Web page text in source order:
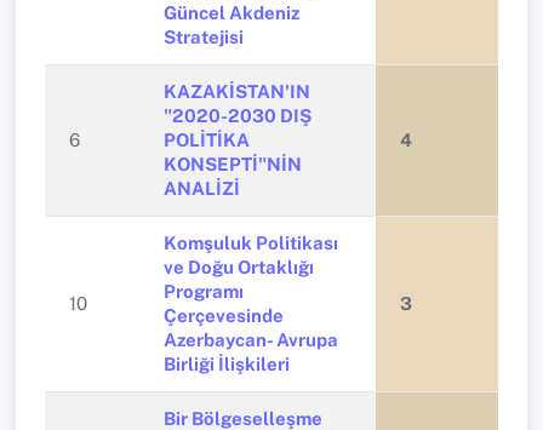
Güncel Akdeniz
Stratejisi
6
KAZAKİSTAN'IN
"2020-2030 DIŞ
POLİTİKA
KONSEPTİ"NİN
ANALİZİ
4
10
Komşuluk Politikası
ve Doğu Ortaklığı
Programı
Çerçevesinde
Azerbaycan- Avrupa
Birliği İlişkileri
3
Bir Bölgeselleşme